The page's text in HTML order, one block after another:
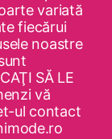
variată
fiecărui
noastre
SĂ LE
vă
ul contact